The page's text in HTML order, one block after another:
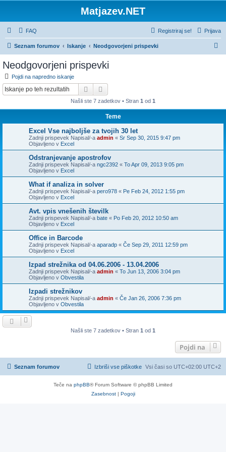
Matjazev.NET
FAQ Prijava
Registriraj se!
Seznam forumov Iskanje Neodgovorjeni prispevki
Neodgovorjeni prispevki
Pojdi na napredno iskanje
Iskanje
Našli ste 7 zadetkov • Stran 1 od 1
Teme
Excel Vse najboljše za tvojih 30 let
Zadnji prispevek Napisal/-a admin « Sr Sep 30, 2015 9:47 pm
Objavljeno v Excel
Odstranjevanje apostrofov
Zadnji prispevek Napisal/-a ngc2392 « To Apr 09, 2013 9:05 pm
Objavljeno v Excel
What if analiza in solver
Zadnji prispevek Napisal/-a pero978 « Pe Feb 24, 2012 1:55 pm
Objavljeno v Excel
Avt. vpis vnešenih številk
Zadnji prispevek Napisal/-a bate « Po Feb 20, 2012 10:50 am
Objavljeno v Excel
Office in Barcode
Zadnji prispevek Napisal/-a aparadp « Če Sep 29, 2011 12:59 pm
Objavljeno v Excel
Izpad strežnika od 04.06.2006 - 13.04.2006
Zadnji prispevek Napisal/-a admin « To Jun 13, 2006 3:04 pm
Objavljeno v Obvestila
Izpadi strežnikov
Zadnji prispevek Napisal/-a admin « Če Jan 26, 2006 7:36 pm
Objavljeno v Obvestila
Našli ste 7 zadetkov • Stran 1 od 1
Pojdi na
Seznam forumov Vsi časi so UTC+02:00 UTC+2
Izbriši vse piškotke
Teče na phpBB® Forum Software © phpBB Limited
Zasebnost| Pogoji